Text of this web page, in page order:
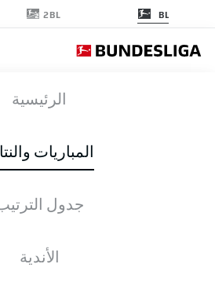
BL
2BL
الرئيسية
المباريات
جدول
الأندية
الأخبار التشكيلات